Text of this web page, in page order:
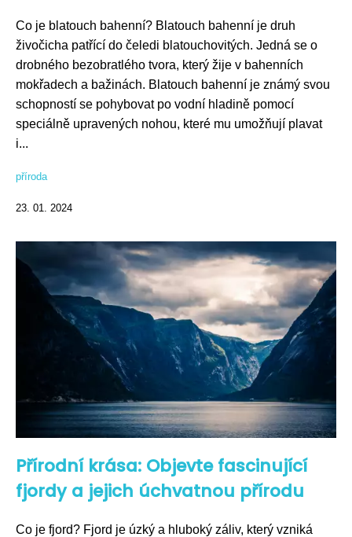
Co je blatouch bahenní? Blatouch bahenní je druh
živočicha patřící do čeledi blatouchovitých. Jedná se o
drobného bezobratlého tvora, který žije v bahenních
mokřadech a bažinách. Blatouch bahenní je známý svou
schopností se pohybovat po vodní hladině pomocí
speciálně upravených nohou, které mu umožňují plavat
i...
příroda
23. 01. 2024
Přírodní krása: Objevte fascinující
fjordy a jejich úchvatnou přírodu
Co je fjord? Fjord je úzký a hluboký záliv, který vzniká